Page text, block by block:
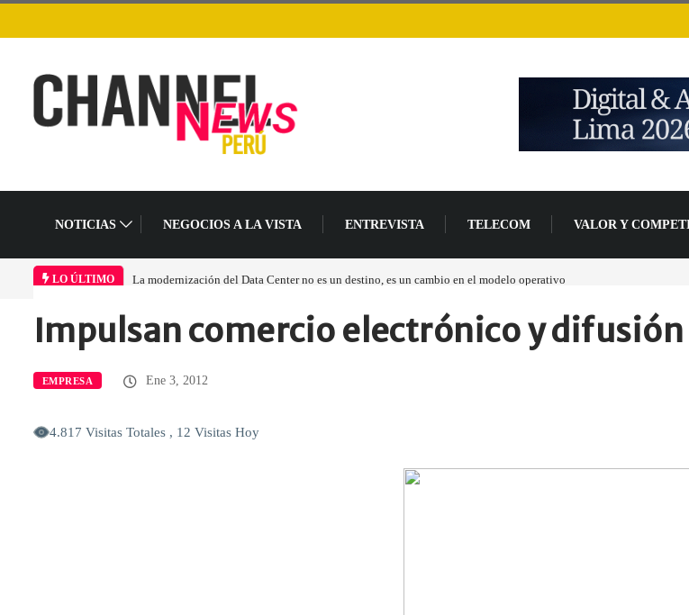
NOTICIAS NEGOCIOS A LA VISTA ENTREVISTA TELECOM VALOR Y
LO ÚLTIMO
cambio en el modelo operativoLos ingresos por semiconductores aumentarán más de un 94 % en 2026
Home Empresa Impulsan comercio electrónico…
Impulsan comercio electrónico y
EMPRESA Ene 3, 2012
4.817 Visitas Totales , 12 Visitas Hoy